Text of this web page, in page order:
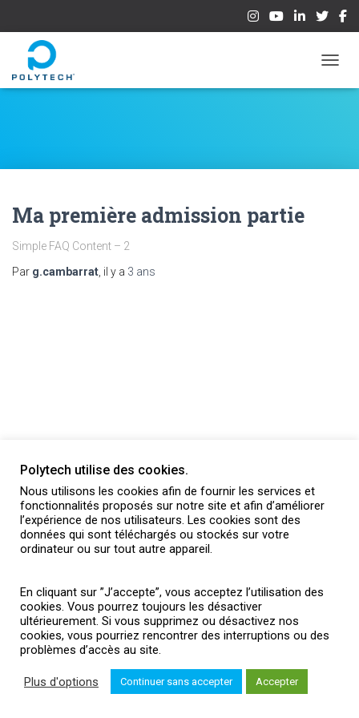
Ma première admission partie
Simple FAQ Content – 2
Par g.cambarrat , il y a 3 ans
ACTUALITÉS BROCHURES PRESSE INTRANET
MENTIONS LÉGALES
Polytech utilise des cookies.
Nous utilisons les cookies afin de fournir les services et
fonctionnalités proposés sur notre site et afin d’améliorer
l’expérience de nos utilisateurs. Les cookies sont des
données qui sont téléchargés ou stockés sur votre
ordinateur ou sur tout autre appareil.
En cliquant sur ”J’accepte”, vous acceptez l’utilisation des
cookies. Vous pourrez toujours les désactiver
ultérieurement. Si vous supprimez ou désactivez nos
cookies, vous pourriez rencontrer des interruptions ou des
problèmes d’accès au site.
Plus d'options Continuer sans accepter Accepter